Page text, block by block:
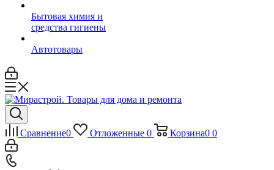
Бытовая химия и
средства гигиены
Автотовары
Сравнение0 Отложенные 0 Корзина0 0